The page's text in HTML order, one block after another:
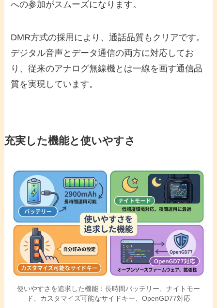
への参加がスムーズになります。
DMR方式の採用により、通話品質もクリアです。
デジタル音声とデータ通信の両方に対応してお
り、従来のアナログ無線機とは一線を画す通信品
質を実現しています。
充実した機能と使いやすさ
使いやすさを追求した機能：長時間バッテリー、ナイトモー
ド、カスタマイズ可能なサイドキー、OpenGD77対応